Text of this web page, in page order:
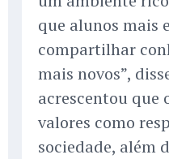
que alunos mais
compartilhar
mais novos”,
acrescentou que
valores como
sociedade, além